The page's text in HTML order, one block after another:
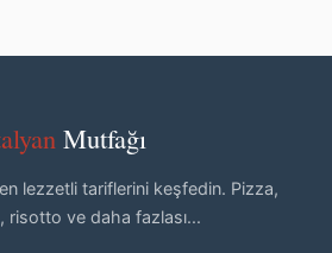
Mutfağı
lezzetli tariflerini keşfedin. Pizza,
risotto ve daha fazlası...